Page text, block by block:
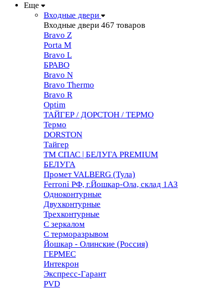
Еще
Входные двери
Входные двери 467 товаров
Bravo Z
Porta М
Bravo L
БРАВО
Bravo N
Bravo Thermo
Bravo R
Optim
ТАЙГЕР / ДОРСТОН / ТЕРМО
Термо
DORSTON
Тайгер
ТМ СПАС | БЕЛУГА PREMIUM
БЕЛУГА
Промет VALBERG (Тула)
Ferroni РФ, г.Йошкар-Ола, склад 1АЗ
Одноконтурные
Двухконтурные
Трехконтурные
С зеркалом
С терморазрывом
Йошкар - Олинские (Россия)
ГЕРМЕС
Интекрон
Экспресс-Гарант
PVD